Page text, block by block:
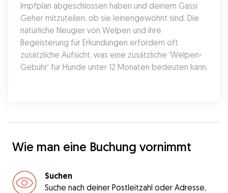
Impfplan abgeschlossen haben und deinem Gassi
Geher mitzuteilen, ob sie leinengewöhnt sind. Die
natürliche Neugier von Welpen und ihre
Begeisterung für Erkundungen erfordern oft
zusätzliche Aufsicht, was eine zusätzliche 'Welpen-
Gebühr' für Hunde unter 12 Monaten bedeuten kann.
Wie man eine Buchung vornimmt
Suchen
Suche nach deiner Postleitzahl oder Adresse,